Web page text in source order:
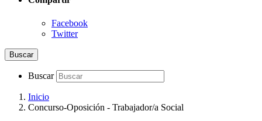
Facebook
Twitter
Buscar
Buscar
Inicio
Concurso-Oposición - Trabajador/a Social